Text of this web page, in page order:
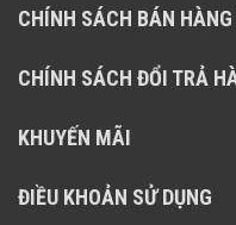
CHÍNH SÁCH BÁN HÀNG
CHÍNH SÁCH ĐỔI TRẢ
KHUYẾN MÃI
ĐIỀU KHOẢN SỬ DỤNG